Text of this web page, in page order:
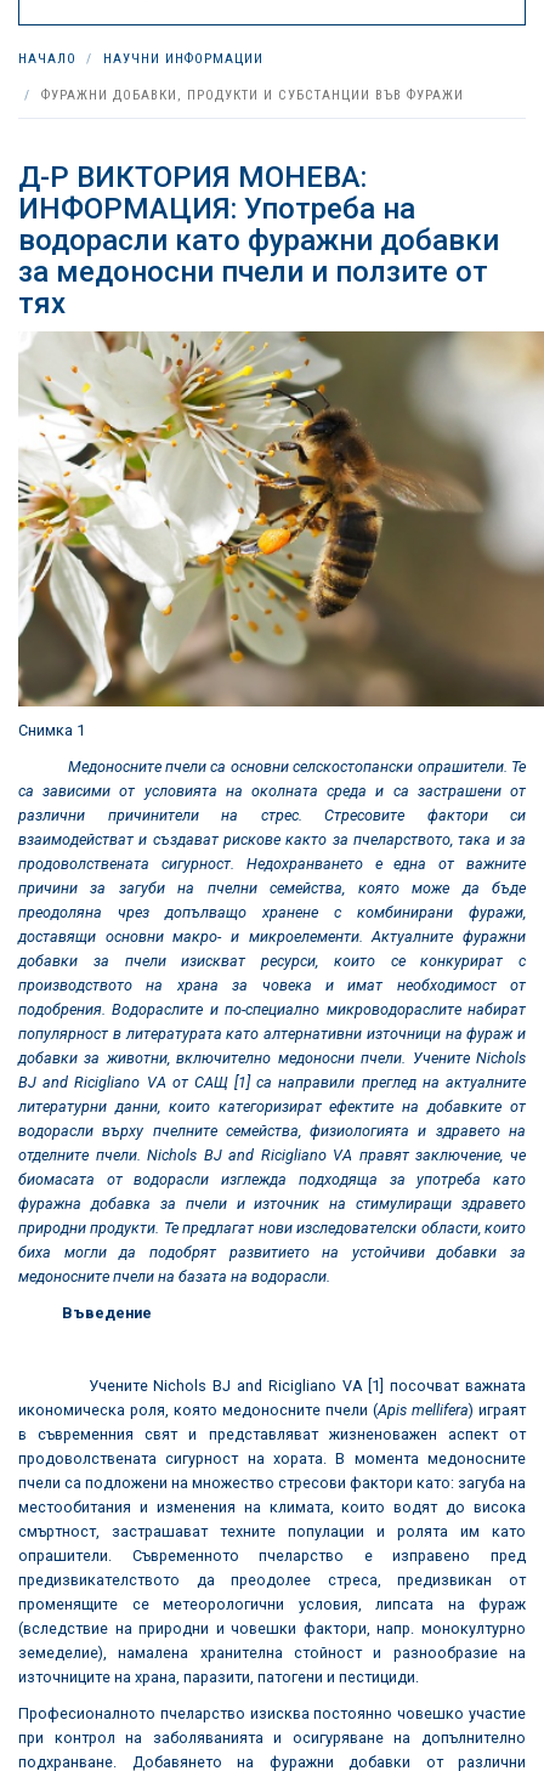
НАЧАЛО НАУЧНИ ИНФОРМАЦИИ
ФУРАЖНИ ДОБАВКИ, ПРОДУКТИ И СУБСТАНЦИИ ВЪВ ФУРАЖИ
Д-Р ВИКТОРИЯ МОНЕВА:
ИНФОРМАЦИЯ: Употреба на
водорасли като фуражни добавки
за медоносни пчели и ползите от
тях
Снимка 1
Медоносните пчели са основни селскостопански опрашители. Те
са зависими от условията на околната среда и са застрашени от
различни причинители на стрес. Стресовите фактори си
взаимодействат и създават рискове както за пчеларството, така и за
продоволствената сигурност.
Недохранването е една от важните
причини за загуби на пчелни семейства, която може да бъде
преодоляна чрез допълващо хранене с комбинирани фуражи,
доставящи основни макро- и микроелементи. Актуалните фуражни
добавки за пчели изискват ресурси, които се конкурират с
производството на храна за човека и имат необходимост от
подобрения.Водораслите и по-специално микроводораслите набират
популярност в литературата като алтернативни източници на фураж и
добавки за животни, включително медоносни пчели. Учените Nichols
BJ and Ricigliano VA от САЩ[1]са направили преглед на актуалните
литературни данни, които категоризират eфeктите на добавките от
водорасли върху пчелните семейства, физиологията и здравето на
отделните пчели. Nichols BJ and Ricigliano VA правят заключение, че
биомасата от водорасли изглежда подходяща за употреба като
фуражна добавка за пчели и източник на стимулиращи здравето
природни продукти. Те предлагат нови изследователски области, които
биха могли да подобрят развитието на устойчиви добавки за
медоносните пчели на базата на водорасли.
Въведение
Учените Nichols BJ and Ricigliano VA [1] посочват важната
икономическа роля, която медоносните пчели (Apis mellifera) играят
в съвременния свят и представляват жизненоважен аспект от
продоволствената сигурност на хората. В момента медоносните
пчели са подложени на множество стресови фактори като: загуба на
местообитания и изменения на климата, които водят до висока
смъртност, застрашават техните популации и ролята им като
опрашители. Съвременното пчеларство е изправено пред
предизвикателството да преодолее стреса, предизвикан от
променящите се метеорологични условия, липсата на фураж
(вследствие на природни и човешки фактори, напр. монокултурно
земеделие), намалена хранителна стойност и разнообразие на
източниците на храна, паразити, патогени и пестициди.
Професионалното пчеларство изисква постоянно човешко участие
при контрол на заболяванията и осигуряване на допълнително
подхранване. Добавянето на фуражни добавки от различни